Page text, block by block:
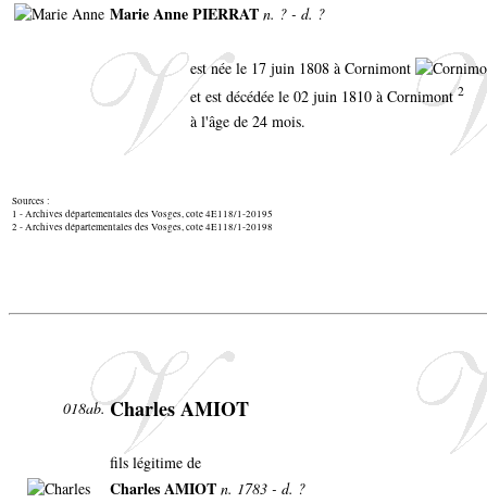
Marie Anne PIERRAT n. ? - d. ?
est née le 17 juin 1808 à Cornimont
et est décédée le 02 juin 1810 à Cornimont2
à l'âge de 24 mois.
Sources :
1 - Archives départementales des Vosges, cote 4E118/1-20195
2 - Archives départementales des Vosges, cote 4E118/1-20198
018ab. Charles AMIOT
fils légitime de
Charles AMIOT n. 1783 - d. ?